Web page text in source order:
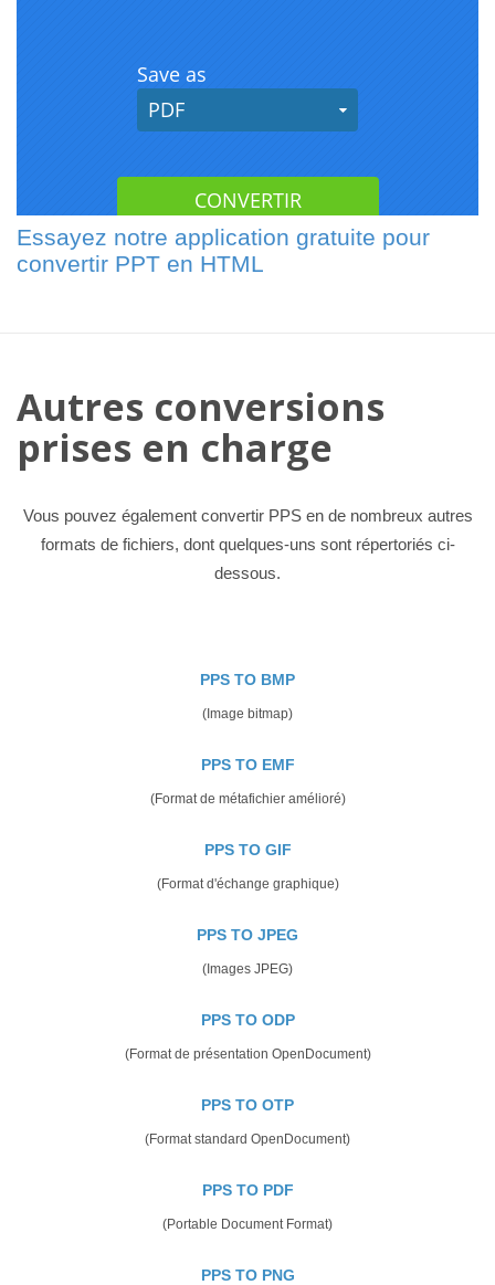
Essayez notre application gratuite pour
convertir PPT en HTML
Autres conversions
prises en charge
Vous pouvez également convertir PPS en de nombreux autres
formats de fichiers, dont quelques-uns sont répertoriés ci-
dessous.
PPS TO BMP
(Image bitmap)
PPS TO EMF
(Format de métafichier amélioré)
PPS TO GIF
(Format d'échange graphique)
PPS TO JPEG
(Images JPEG)
PPS TO ODP
(Format de présentation OpenDocument)
PPS TO OTP
(Format standard OpenDocument)
PPS TO PDF
(Portable Document Format)
PPS TO PNG